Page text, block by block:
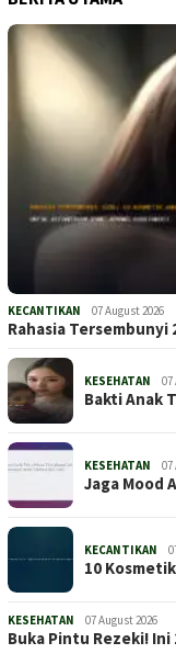
KECANTIKAN 07 August 2026
Rahasia Tersembunyi
KESEHATAN 07
Bakti Anak
KESEHATAN 07
Jaga Mood
KECANTIKAN
10
KESEHATAN 07 August 2026
Buka Pintu Rezeki!